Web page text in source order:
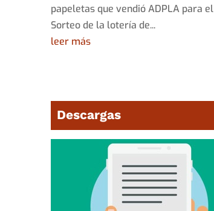
papeletas que vendió ADPLA para el
Sorteo de la lotería de...
leer más
Descargas